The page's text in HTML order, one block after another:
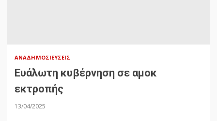
ΑΝΑΔΗΜΟΣΙΕΎΣΕΙΣ
Ευάλωτη κυβέρνηση σε αμοκ
εκτροπής
13/04/2025